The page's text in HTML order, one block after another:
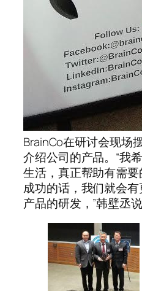
BrainCo在研讨会现场
介绍公司的产品。“我
生活，真正帮助有需
成功的话，我们就会
产品的研发，”韩壁丞说